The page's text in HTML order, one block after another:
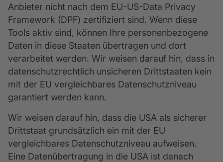
Anbieter nicht nach dem EU-US-Data Privacy
Framework (DPF) zertifiziert sind. Wenn diese
Tools aktiv sind, können Ihre personenbezogene
Daten in diese Staaten übertragen und dort
verarbeitet werden. Wir weisen darauf hin, dass in
datenschutzrechtlich unsicheren Drittstaaten kein
mit der EU vergleichbares Datenschutzniveau
garantiert werden kann.
Wir weisen darauf hin, dass die USA als sicherer
Drittstaat grundsätzlich ein mit der EU
vergleichbares Datenschutzniveau aufweisen.
Eine Datenübertragung in die USA ist danach